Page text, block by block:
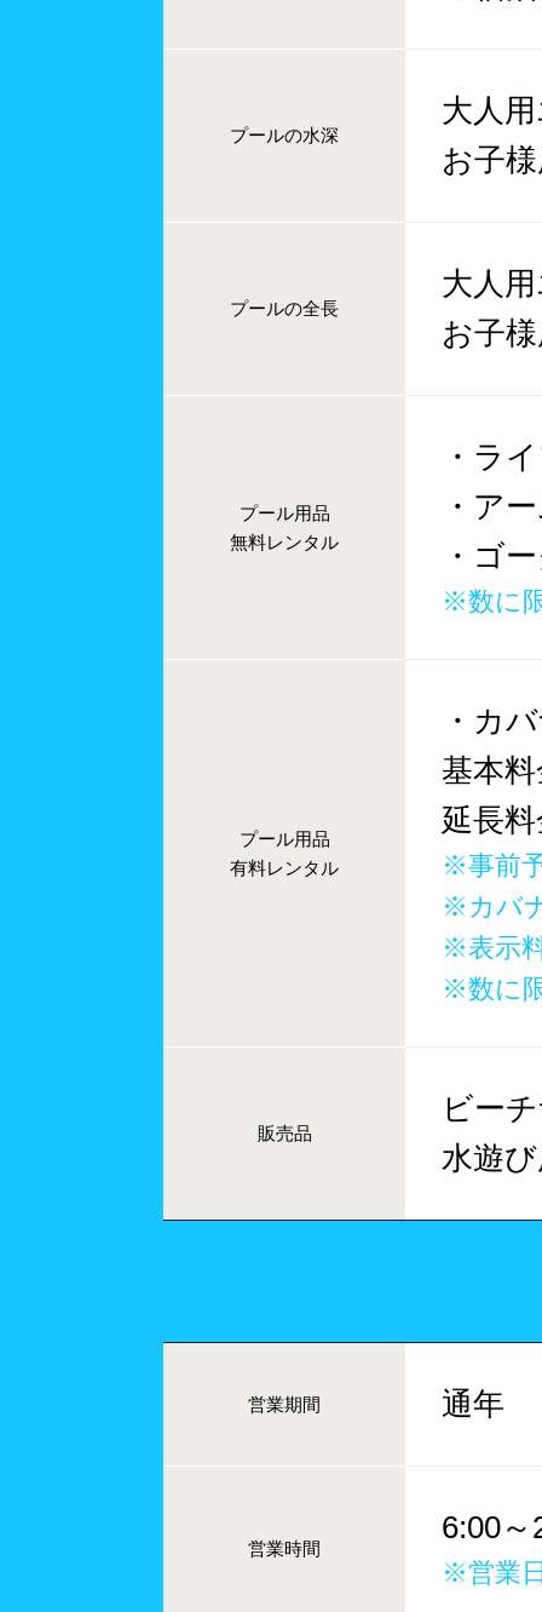
プールの水深
大人
お子
プールの全長
大人
お子
プール用品
無料レンタル
・ラ
・ア
・ゴ
※数に
プール用品
有料レンタル
・カ
基本
延長
※事前
※カバ
※表示
※数に
販売品
ビー
水遊
営業期間 通年
営業時間
6:00～
※営業